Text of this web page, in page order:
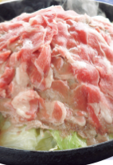
採用情報